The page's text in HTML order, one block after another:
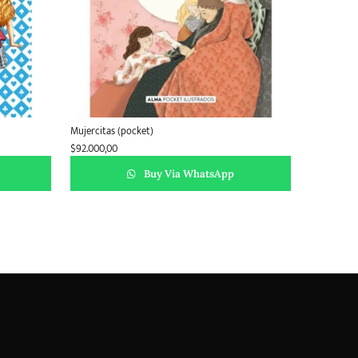
Mujercitas (pocket)
$92.000,00
Buy Via WhatsApp